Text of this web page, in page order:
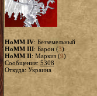
HoMM IV: Безземельный
HoMM III: Барон (3)
HoMM II: Маркиз (9)
Сообщения: 5308
Откуда: Украина